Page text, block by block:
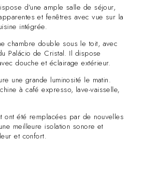
d’une ample salle de séjour,
et fenêtres avec vue sur la
intégrée.
chambre double sous le toit, avec
Palácio de Cristal. Il dispose
douche et éclairage extérieur.
une grande luminosité le matin.
à café expresso, lave-vaisselle,
ont été remplacées par de nouvelles
meilleure isolation sonore et
et confort.